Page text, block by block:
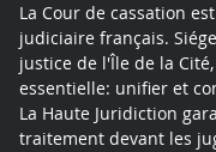
La Cour de cassation
judiciaire français.
justice de l'Île de la
essentielle: unifier et
La Haute Juridiction
traitement devant les